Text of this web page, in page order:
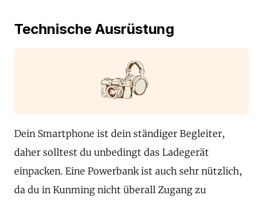
Technische Ausrüstung
Dein Smartphone ist dein ständiger Begleiter,
daher solltest du unbedingt das Ladegerät
einpacken. Eine Powerbank ist auch sehr nützlich,
da du in Kunming nicht überall Zugang zu